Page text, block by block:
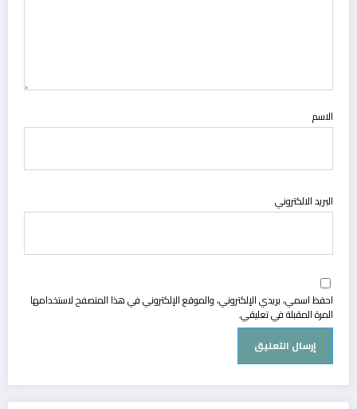
الاسم
البريد الالكتروني
احفظ اسمي، بريدي الإلكتروني، والموقع الإلكتروني في هذا المتصفح لاستخدامها
المرة المقبلة في تعليقي.